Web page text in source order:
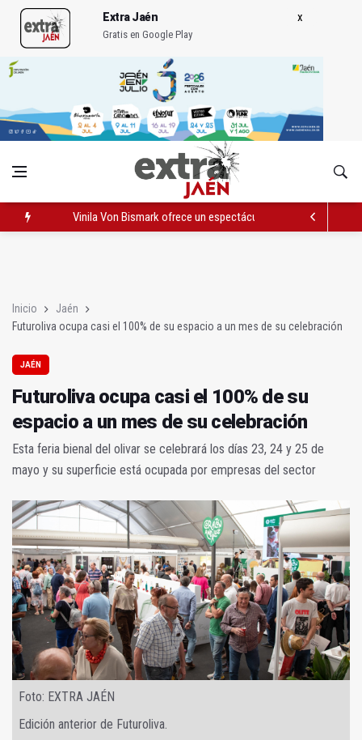
Extra Jaén
Gratis en Google Play
Vinila Von Bismark ofrece un espectáculo "rompedor" en el
Inicio
Jaén
Futuroliva ocupa casi el 100% de su espacio a un mes de su celebración
JAÉN
Futuroliva ocupa casi el 100% de su
espacio a un mes de su celebración
Esta feria bienal del olivar se celebrará los días 23, 24 y 25 de
mayo y su superficie está ocupada por empresas del sector
Foto: EXTRA JAÉN
Edición anterior de Futuroliva.